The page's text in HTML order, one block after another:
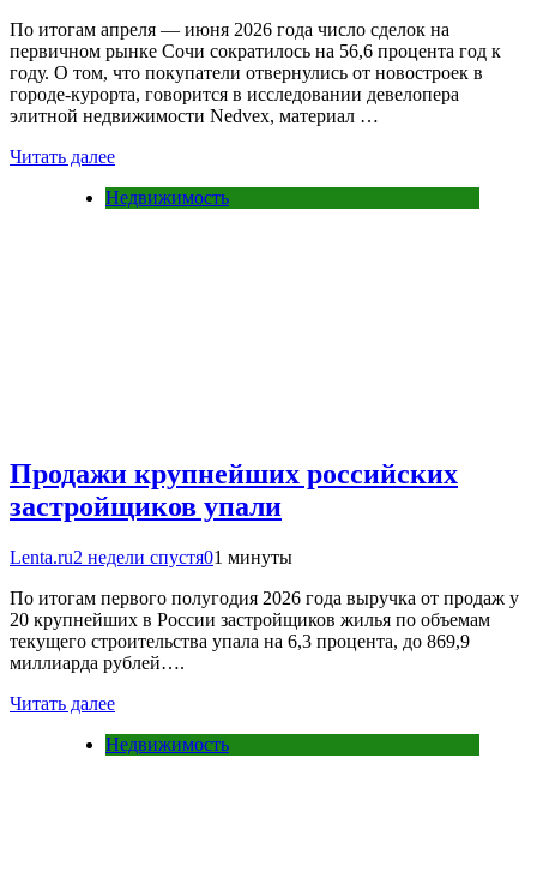
По итогам апреля — июня 2026 года число сделок на
первичном рынке Сочи сократилось на 56,6 процента год к
году. О том, что покупатели отвернулись от новостроек в
городе-курорта, говорится в исследовании девелопера
элитной недвижимости Nedvex, материал …
Читать далее
Недвижимость
Продажи крупнейших российских
застройщиков упали
Lenta.ru2 недели спустя01 минуты
По итогам первого полугодия 2026 года выручка от продаж у
20 крупнейших в России застройщиков жилья по объемам
текущего строительства упала на 6,3 процента, до 869,9
миллиарда рублей….
Читать далее
Недвижимость